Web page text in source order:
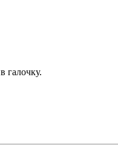
галочку.